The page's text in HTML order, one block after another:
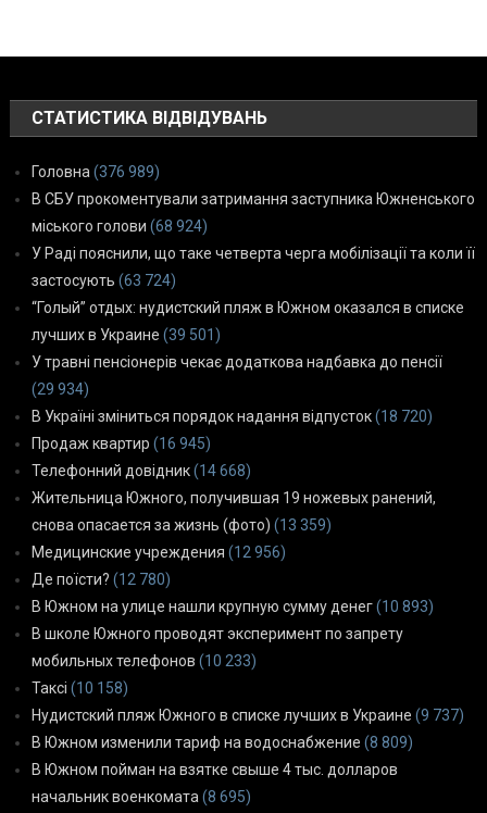
СТАТИСТИКА ВІДВІДУВАНЬ
Головна (376 989)
В СБУ прокоментували затримання заступника Южненського
міського голови (68 924)
У Раді пояснили, що таке четверта черга мобілізації та коли її
застосують (63 724)
“Голый” отдых: нудистский пляж в Южном оказался в списке
лучших в Украине (39 501)
У травні пенсіонерів чекає додаткова надбавка до пенсії
(29 934)
В Україні зміниться порядок надання відпусток(18 720)
Продаж квартир (16 945)
Телефонний довідник(14 668)
Жительница Южного, получившая 19 ножевых ранений,
снова опасается за жизнь (фото) (13 359)
Медицинские учреждения (12 956)
Де поїсти? (12 780)
В Южном на улице нашли крупную сумму денег(10 893)
В школе Южного проводят эксперимент по запрету
мобильных телефонов (10 233)
Таксі (10 158)
Нудистский пляж Южного в списке лучших в Украине (9 737)
В Южном изменили тариф на водоснабжение (8 809)
В Южном пойман на взятке свыше 4 тыс. долларов
начальник военкомата (8 695)